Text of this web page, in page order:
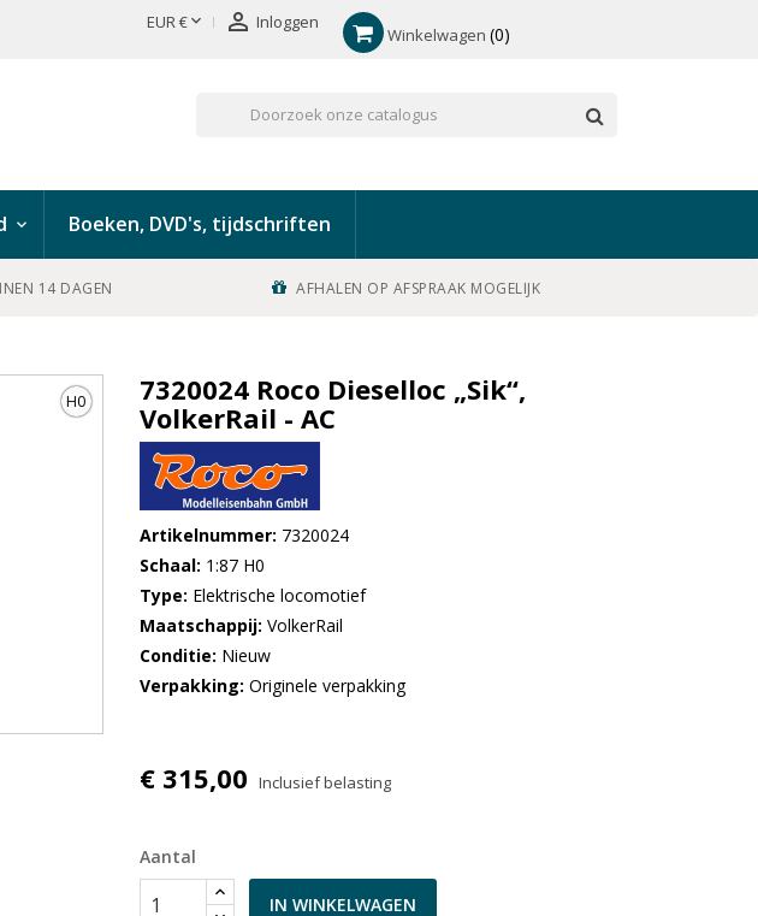
EUR €  Inloggen
Winkelwagen 0
Boeken, DVD's, tijdschriften
14 DAGEN AFHALEN OP AFSPRAAK MOGELIJK
H0
7320024 Roco Dieselloc „Sik“,
VolkerRail - AC
Artikelnummer 7320024
Schaal 1:87 H0
Type Elektrische locomotief
Maatschappij VolkerRail
Conditie Nieuw
Verpakking Originele verpakking
€ 315,00 Inclusief belasting
Aantal
IN WINKELWAGEN